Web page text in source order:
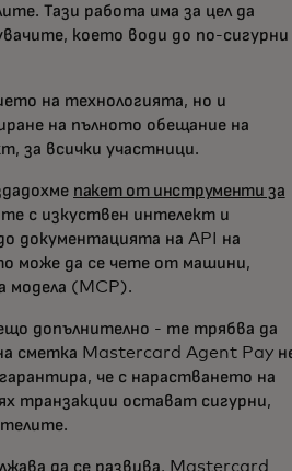
Тази работа има за цел да
което води до по-сигурни
на технологията, но и
на пълното обещание на
за всички участници.
пакет от инструменти за
с изкуствен интелект и
документацията на API на
може да се чете от машини,
модела (MCP).
допълнително - те трябва да
сметка Mastercard Agent Pay
че с нарастването на
транзакции остават сигурни,
да се развива, Mastercard